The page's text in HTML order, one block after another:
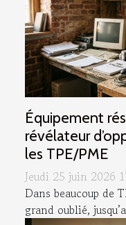
Équipement
révélateur
les TPE/PME
Jeudi 25 juin 2026
Dans beaucoup de
grand oublié,